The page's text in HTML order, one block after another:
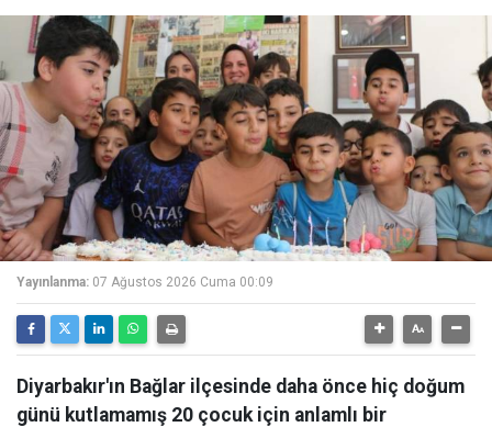
Yayınlanma: 07 Ağustos 2026 Cuma 00:09
Diyarbakır'ın Bağlar ilçesinde daha önce hiç doğum
günü kutlamamış 20 çocuk için anlamlı bir